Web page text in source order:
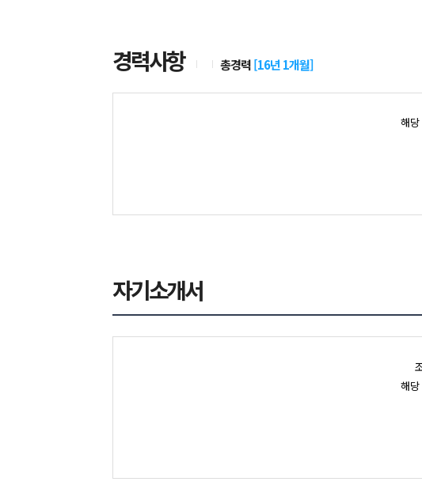
경력사항 총경력[16년 1개월]
해
자기소개서
해